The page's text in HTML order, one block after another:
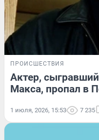
ПРОИСШЕСТВИЯ
Актер,
Макса, пропал в
1 июля, 2026, 15:53 7 235